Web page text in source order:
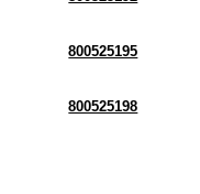
800525195
800525198